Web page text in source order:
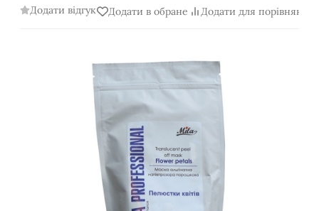
Додати відгук Додати в обране Додати для порівняння